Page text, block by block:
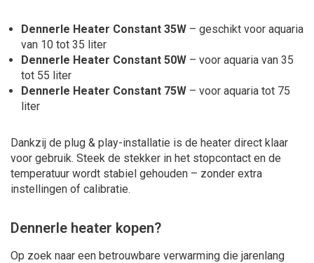
Dennerle Heater Constant 35W – geschikt voor aquaria
van 10 tot 35 liter
Dennerle Heater Constant 50W – voor aquaria van 35
tot 55 liter
Dennerle Heater Constant 75W – voor aquaria tot 75
liter
Dankzij de plug & play-installatie is de heater direct klaar
voor gebruik. Steek de stekker in het stopcontact en de
temperatuur wordt stabiel gehouden – zonder extra
instellingen of calibratie.
Dennerle heater kopen?
Op zoek naar een betrouwbare verwarming die jarenlang